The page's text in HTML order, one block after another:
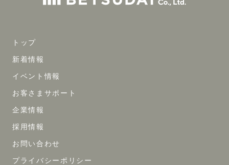
トップ
新着情報
イベント情報
お客さまサポート
企業情報
採用情報
お問い合わせ
プライバシーポリシー